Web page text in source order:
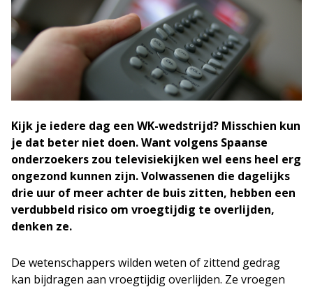
Kijk je iedere dag een WK-wedstrijd? Misschien kun
je dat beter niet doen. Want volgens Spaanse
onderzoekers zou televisiekijken wel eens heel erg
ongezond kunnen zijn. Volwassenen die dagelijks
drie uur of meer achter de buis zitten, hebben een
verdubbeld risico om vroegtijdig te overlijden,
denken ze.
De wetenschappers wilden weten of zittend gedrag
kan bijdragen aan vroegtijdig overlijden. Ze vroegen